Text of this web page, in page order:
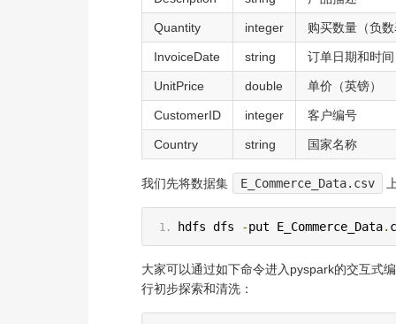
Quantity integer 购买数量（负
InvoiceDate string 订单日期和时间
UnitPrice double 单价（英镑）
CustomerID integer 客户编号
Country string 国家名称
我们先将数据集 E_Commerce_Data.csv
hdfs dfs -put E_Commerce_Data.
大家可以通过如下命令进入pyspark的交互式
行初步探索和清洗：